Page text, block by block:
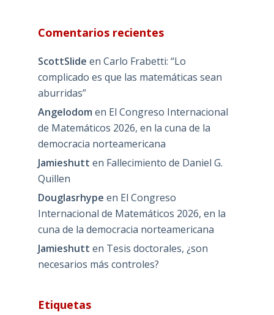
Comentarios recientes
ScottSlide en Carlo Frabetti: “Lo
complicado es que las matemáticas sean
aburridas”
Angelodom en El Congreso Internacional
de Matemáticos 2026, en la cuna de la
democracia norteamericana
Jamieshutt en Fallecimiento de Daniel G.
Quillen
Douglasrhype en El Congreso
Internacional de Matemáticos 2026, en la
cuna de la democracia norteamericana
Jamieshutt en Tesis doctorales, ¿son
necesarios más controles?
Etiquetas